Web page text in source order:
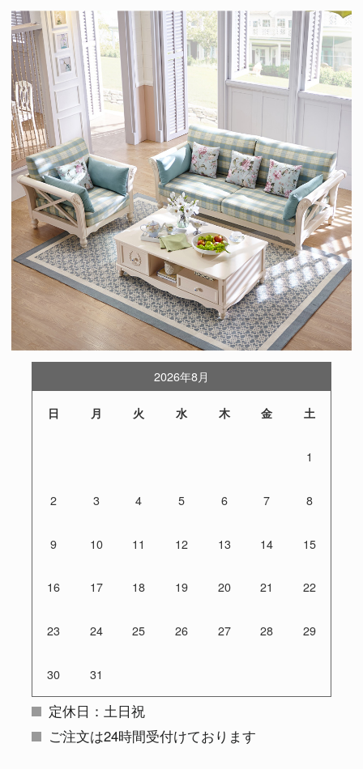
2026年8月
日 月 火 水 木 金 土
1
2 3 4 5 6 7 8
9 10 11 12 13 14 15
16 17 18 19 20 21 22
23 24 25 26 27 28 29
30 31
定休日：土日祝
ご注文は24時間受付けております